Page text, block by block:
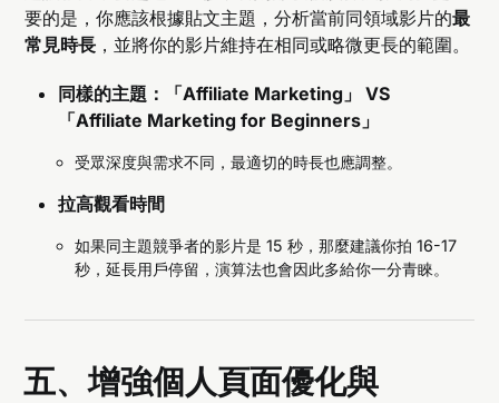
要的是，你應該根據貼文主題，分析當前同領域影片的最
常見時長 ，並將你的影片維持在相同或略微更長的範圍。
同樣的主題：「Affiliate Marketing」 VS
「Affiliate Marketing for Beginners」
受眾深度與需求不同，最適切的時長也應調整。
拉高觀看時間
如果同主題競爭者的影片是 15 秒，那麼建議你拍 16-17
秒，延長用戶停留，演算法也會因此多給你一分青睞。
五、增強個人頁面優化與